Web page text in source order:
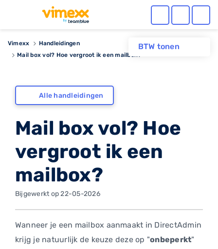
BTW tonen
Vimexx
Handleidingen
Mail box vol? Hoe vergroot ik een mailbox?
Alle handleidingen
Mail box vol? Hoe
vergroot ik een
mailbox?
Bijgewerkt op 22-05-2026
Wanneer je een mailbox aanmaakt in DirectAdmin
krijg je natuurlijk de keuze deze op "onbeperkt"